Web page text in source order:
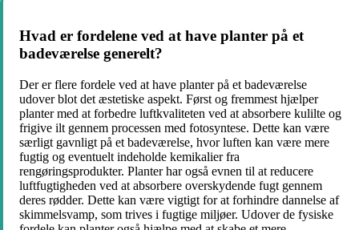
Hvad er fordelene ved at have planter på et
badeværelse generelt?
Der er flere fordele ved at have planter på et badeværelse
udover blot det æstetiske aspekt. Først og fremmest hjælper
planter med at forbedre luftkvaliteten ved at absorbere kulilte og
frigive ilt gennem processen med fotosyntese. Dette kan være
særligt gavnligt på et badeværelse, hvor luften kan være mere
fugtig og eventuelt indeholde kemikalier fra
rengøringsprodukter. Planter har også evnen til at reducere
luftfugtigheden ved at absorbere overskydende fugt gennem
deres rødder. Dette kan være vigtigt for at forhindre dannelse af
skimmelsvamp, som trives i fugtige miljøer. Udover de fysiske